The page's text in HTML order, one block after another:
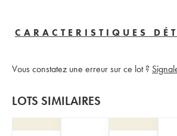
CARACTERISTIQUES
Vous constatez une erreur sur ce lot ?
LOTS SIMILAIRES